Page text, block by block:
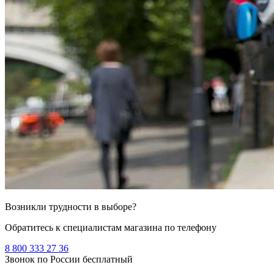
Возникли трудности в выборе?
Обратитесь к специалистам магазина по телефону
8 800 333 27 36
Звонок по России бесплатный